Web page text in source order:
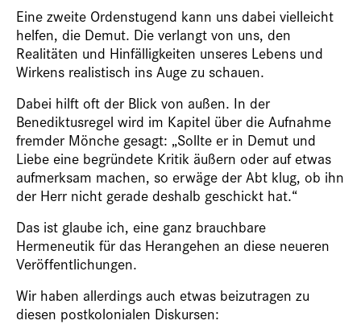
Eine zweite Ordenstugend kann uns dabei vielleicht
helfen, die Demut. Die verlangt von uns, den
Realitäten und Hinfälligkeiten unseres Lebens und
Wirkens realistisch ins Auge zu schauen.
Dabei hilft oft der Blick von außen. In der
Benediktusregel wird im Kapitel über die Aufnahme
fremder Mönche gesagt: „Sollte er in Demut und
Liebe eine begründete Kritik äußern oder auf etwas
aufmerksam machen, so erwäge der Abt klug, ob ihn
der Herr nicht gerade deshalb geschickt hat.“
Das ist glaube ich, eine ganz brauchbare
Hermeneutik für das Herangehen an diese neueren
Veröffentlichungen.
Wir haben allerdings auch etwas beizutragen zu
diesen postkolonialen Diskursen: